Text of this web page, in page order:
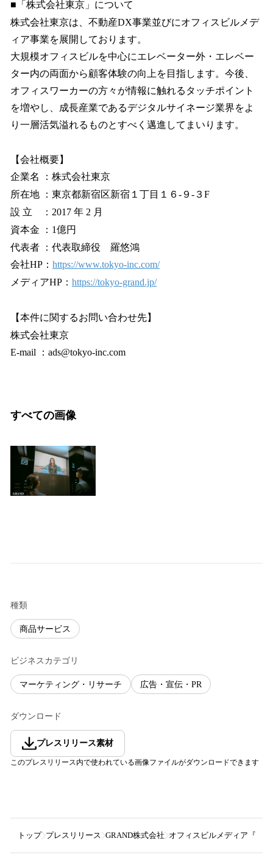
■「株式会社東京」について
株式会社東京は、不動産DX事業並びにオフィスビルメデ
ィア事業を展開しております。
大規模オフィスビルを中心にエレベーター外・エレベー
ター内の両面から顧客体験の向上を目指します。今後、
オフィスワーカーの方々が情報に触れるタッチポイント
を増やし、成長産業であるデジタルサイネージ業界をよ
り一層活気溢れるものとすべく邁進してまいります。
【会社概要】
企業名 ：株式会社東京
所在地 ：東京都新宿区新宿１丁目１６-９-３F
設 立 ：2017 年 2 月
資本金 ：1億円
代表者 ：代表取締役 羅悠鴻
会社HP： https://www.tokyo-inc.com/
メディアHP： https://tokyo-grand.jp/
【本件に関するお問い合わせ先】
株式会社東京
E-mail ：ads@tokyo-inc.com
すべての画像
種類
商品サービス
ビジネスカテゴリ
マーケティング・リサーチ 広告・宣伝・PR
ダウンロード
プレスリリース素材
このプレスリリース内で使われている画像ファイルがダウンロードできます
トップ プレスリリース GRAND株式会社 オフィスビルメディア『